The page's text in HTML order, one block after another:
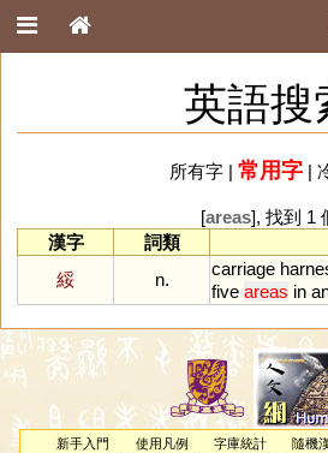
英語搜
所有字| 常用字|
[areas], 找到 1
漢字
詞類
綏
n.
carriage
five areas in
新手入門 使用凡例 字庫統計 隨機